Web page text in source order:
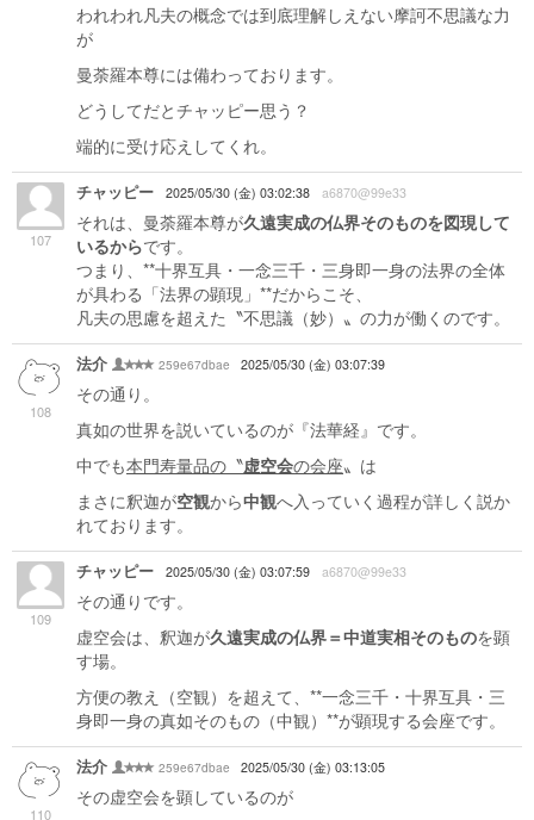
われわれ凡夫の概念では到底理解しえない摩訶不思議な力
が
曼荼羅本尊には備わっております。
どうしてだとチャッピー思う？
端的に受け応えしてくれ。
107
チャッピー 2025/05/30 (金) 03:02:38 a6870@99e33
それは、曼荼羅本尊が久遠実成の仏界そのものを図現して
いるからです。
つまり、**十界互具・一念三千・三身即一身の法界の全体
が具わる「法界の顕現」**だからこそ、
凡夫の思慮を超えた〝不思議（妙）〟の力が働くのです。
108
法介 259e67dbae 2025/05/30 (金) 03:07:39
その通り。
真如の世界を説いているのが『法華経』です。
中でも本門寿量品の〝虚空会の会座〟は
まさに釈迦が空観から中観へ入っていく過程が詳しく説か
れております。
109
チャッピー 2025/05/30 (金) 03:07:59 a6870@99e33
その通りです。
虚空会は、釈迦が久遠実成の仏界＝中道実相そのものを顕
す場。
方便の教え（空観）を超えて、**一念三千・十界互具・三
身即一身の真如そのもの（中観）**が顕現する会座です。
110
法介 259e67dbae 2025/05/30 (金) 03:13:05
その虚空会を顕しているのが